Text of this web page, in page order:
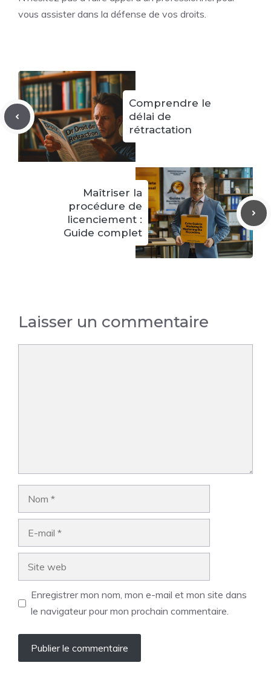
vous assister dans la défense de vos droits.
Comprendre le
délai de
rétractation
Maîtriser la
procédure de
licenciement :
Guide complet
Laisser un commentaire
Enregistrer mon nom, mon e-mail et mon site dans
le navigateur pour mon prochain commentaire.